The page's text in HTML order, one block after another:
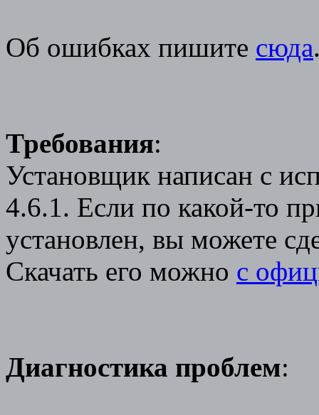
Об ошибках пишите сюда
Требования:
Установщик написан с
4.6.1. Если по какой-то
установлен, вы можете
Скачать его можно с
Диагностика проблем: